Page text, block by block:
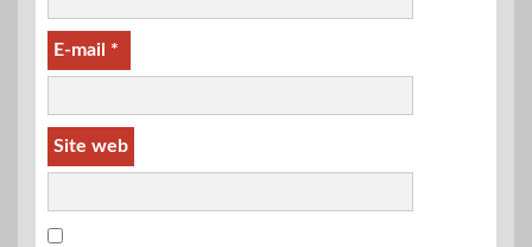
E-mail *
Site web